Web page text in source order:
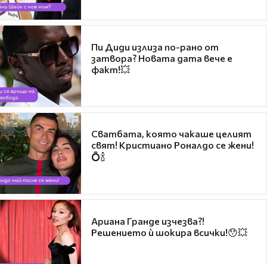
Пи Диди излиза по-рано от
затвора? Новата дата вече е
факт!💥
Сватбата, която чакаше целият
свят! Кристиано Роналдо се жени!
💍🍾
Ариана Гранде изчезва?!
Решението ѝ шокира всички!😯💥